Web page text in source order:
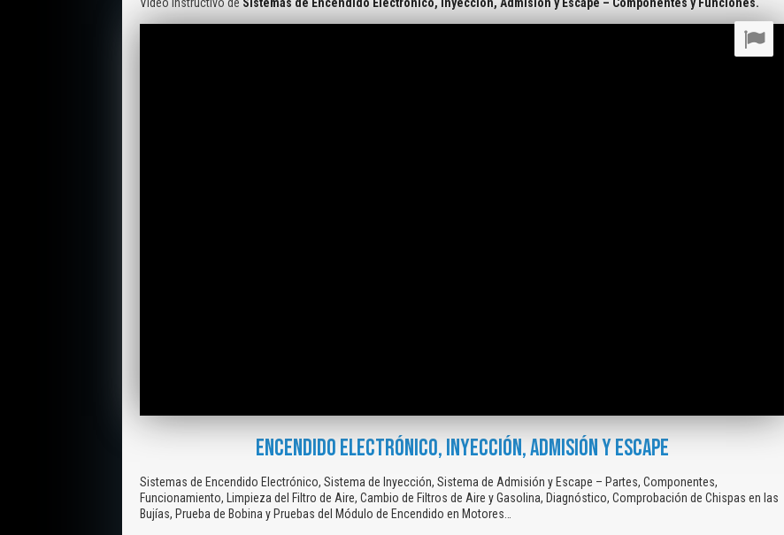
ENCENDIDO ELECTRÓNICO, INYECCIÓN, ADMISIÓN Y ESCAPE
Sistemas de Encendido Electrónico, Sistema de Inyección, Sistema de Admisión y Escape – Partes, Componentes,
Funcionamiento, Limpieza del Filtro de Aire, Cambio de Filtros de Aire y Gasolina, Diagnóstico, Comprobación de Chispas en las
Bujías, Prueba de Bobina y Pruebas del Módulo de Encendido en Motores…